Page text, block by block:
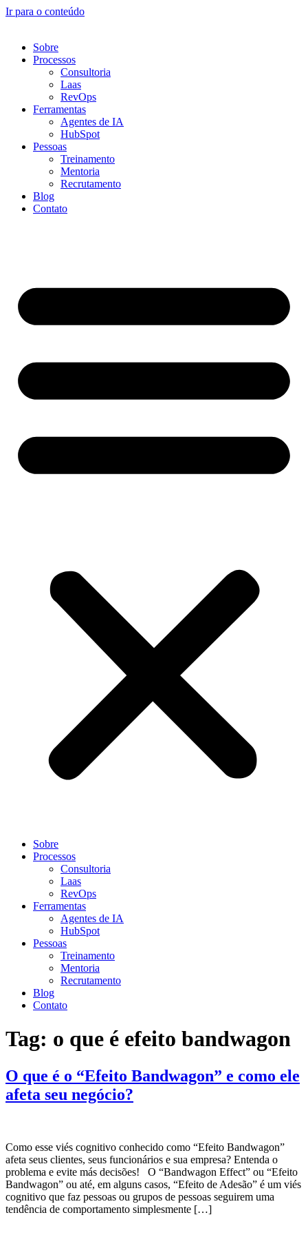
Ir para o conteúdo
Sobre
Processos
Consultoria
Laas
RevOps
Ferramentas
Agentes de IA
HubSpot
Pessoas
Treinamento
Mentoria
Recrutamento
Blog
Contato
Sobre
Processos
Consultoria
Laas
RevOps
Ferramentas
Agentes de IA
HubSpot
Pessoas
Treinamento
Mentoria
Recrutamento
Blog
Contato
Tag: o que é efeito bandwagon
O que é o “Efeito Bandwagon” e como ele
afeta seu negócio?
Como esse viés cognitivo conhecido como “Efeito Bandwagon”
afeta seus clientes, seus funcionários e sua empresa? Entenda o
problema e evite más decisões! O “Bandwagon Effect” ou “Efeito
Bandwagon” ou até, em alguns casos, “Efeito de Adesão” é um viés
cognitivo que faz pessoas ou grupos de pessoas seguirem uma
tendência de comportamento simplesmente […]